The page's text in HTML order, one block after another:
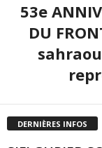
53e
DU
DERNIÈRES INFOS